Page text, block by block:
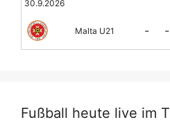
30.9.2026
Malta U21 - -
Fußball heute live im